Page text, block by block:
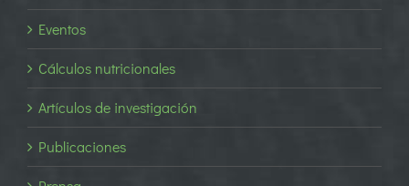
Eventos
Cálculos nutricionales
Artículos de investigación
Publicaciones